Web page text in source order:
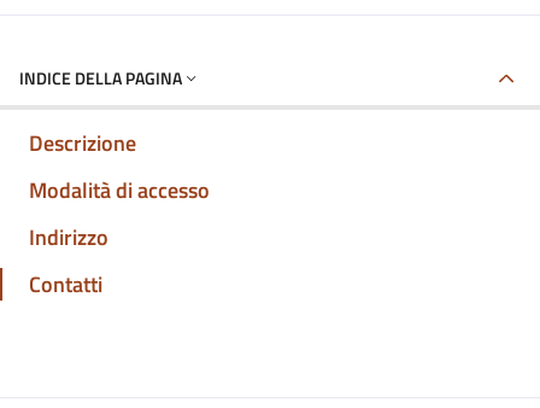
INDICE DELLA PAGINA
Descrizione
Modalità di accesso
Indirizzo
Contatti